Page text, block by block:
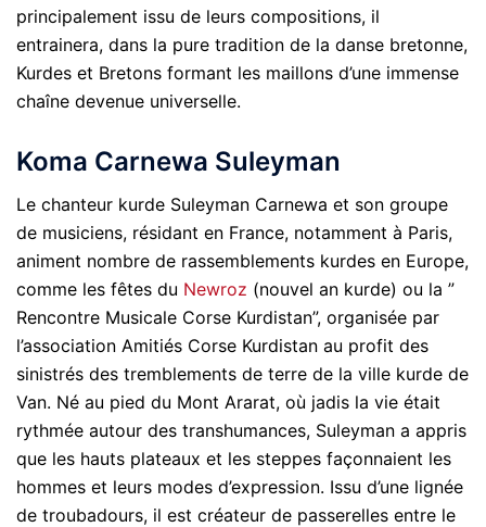
principalement issu de leurs compositions, il
entrainera, dans la pure tradition de la danse bretonne,
Kurdes et Bretons formant les maillons d’une immense
chaîne devenue universelle.
Koma Carnewa Suleyman
Le chanteur kurde Suleyman Carnewa et son groupe
de musiciens, résidant en France, notamment à Paris,
animent nombre de rassemblements kurdes en Europe,
comme les fêtes du Newroz (nouvel an kurde) ou la ”
Rencontre Musicale Corse Kurdistan”, organisée par
l’association Amitiés Corse Kurdistan au profit des
sinistrés des tremblements de terre de la ville kurde de
Van. Né au pied du Mont Ararat, où jadis la vie était
rythmée autour des transhumances, Suleyman a appris
que les hauts plateaux et les steppes façonnaient les
hommes et leurs modes d’expression. Issu d’une lignée
de troubadours, il est créateur de passerelles entre le